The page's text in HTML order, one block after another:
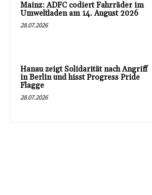
Mainz: ADFC codiert Fahrräder im
Umweltladen am 14. August 2026
28.07.2026
Hanau zeigt Solidarität nach Angriff
in Berlin und hisst Progress Pride
Flagge
28.07.2026